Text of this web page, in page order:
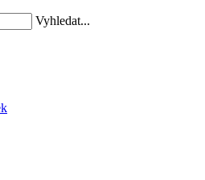
Vyhledat...